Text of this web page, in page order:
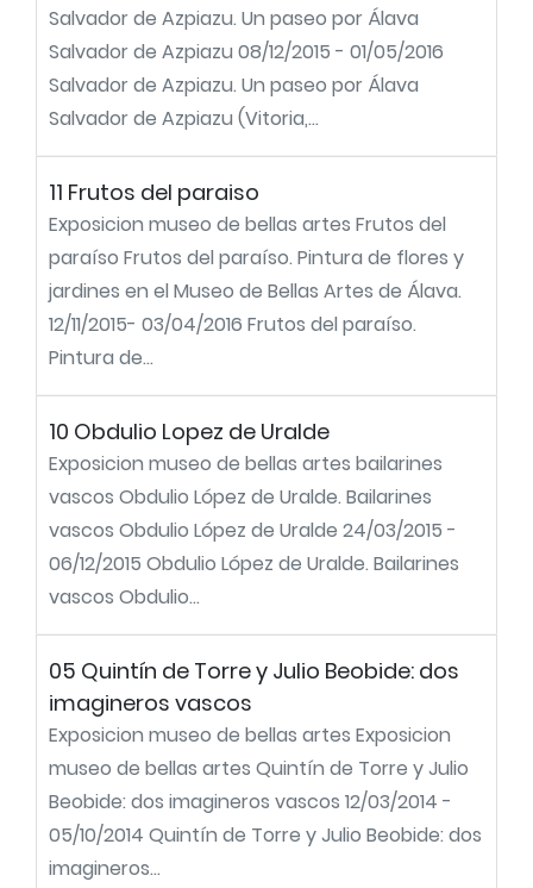
Salvador de Azpiazu. Un paseo por Álava
Salvador de Azpiazu 08/12/2015 - 01/05/2016
Salvador de Azpiazu. Un paseo por Álava
Salvador de Azpiazu (Vitoria,...
11 Frutos del paraiso
Exposicion museo de bellas artes Frutos del
paraíso Frutos del paraíso. Pintura de flores y
jardines en el Museo de Bellas Artes de Álava.
12/11/2015- 03/04/2016 Frutos del paraíso.
Pintura de...
10 Obdulio Lopez de Uralde
Exposicion museo de bellas artes bailarines
vascos Obdulio López de Uralde. Bailarines
vascos Obdulio López de Uralde 24/03/2015 -
06/12/2015 Obdulio López de Uralde. Bailarines
vascos Obdulio...
05 Quintín de Torre y Julio Beobide: dos
imagineros vascos
Exposicion museo de bellas artes Exposicion
museo de bellas artes Quintín de Torre y Julio
Beobide: dos imagineros vascos 12/03/2014 -
05/10/2014 Quintín de Torre y Julio Beobide: dos
imagineros...